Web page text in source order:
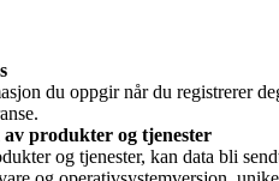
du oppgir når du registrerer
produkter og tjenester
og tjenester, kan data bli